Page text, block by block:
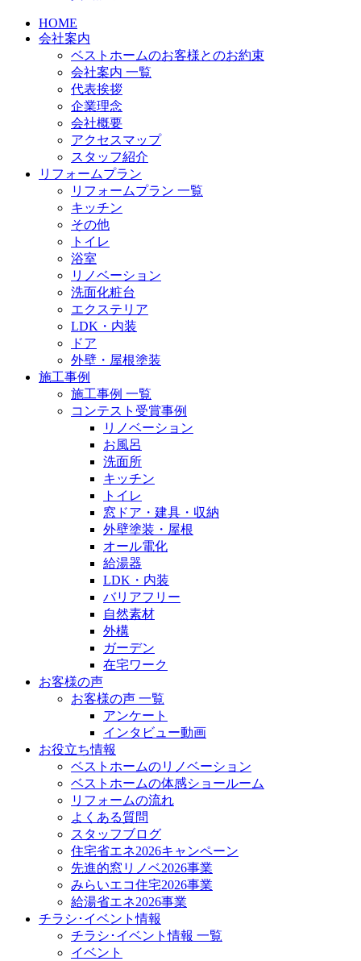
HOME
会社案内
ベストホームのお客様とのお約束
会社案内 一覧
代表挨拶
企業理念
会社概要
アクセスマップ
スタッフ紹介
リフォームプラン
リフォームプラン 一覧
キッチン
その他
トイレ
浴室
リノベーション
洗面化粧台
エクステリア
LDK・内装
ドア
外壁・屋根塗装
施工事例
施工事例 一覧
コンテスト受賞事例
リノベーション
お風呂
洗面所
キッチン
トイレ
窓ドア・建具・収納
外壁塗装・屋根
オール電化
給湯器
LDK・内装
バリアフリー
自然素材
外構
ガーデン
在宅ワーク
お客様の声
お客様の声 一覧
アンケート
インタビュー動画
お役立ち情報
ベストホームのリノベーション
ベストホームの体感ショールーム
リフォームの流れ
よくある質問
スタッフブログ
住宅省エネ2026キャンペーン
先進的窓リノベ2026事業
みらいエコ住宅2026事業
給湯省エネ2026事業
チラシ･イベント情報
チラシ･イベント情報 一覧
イベント